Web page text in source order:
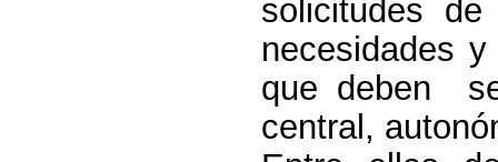
solicitudes
necesidades
que deben
central,